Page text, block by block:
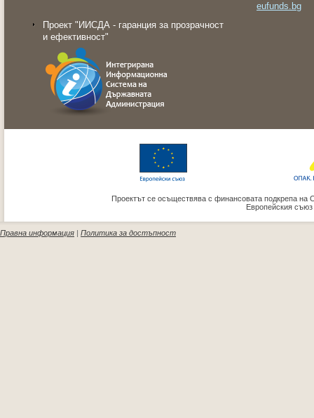
Проект "ИИСДА - гаранция за прозрачност
и ефективност"
eufunds.bg
Проектът се осъществява с финансовата подкрепа на
Европейския
Правна информация | Политика за достъпност